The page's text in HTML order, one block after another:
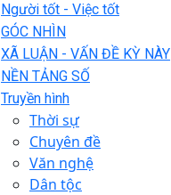
Người tốt - Việc tốt
GÓC NHÌN
XÃ LUẬN - VẤN ĐỀ KỲ NÀY
NỀN TẢNG SỐ
Truyền hình
Thời sự
Chuyên đề
Văn nghệ
Dân tộc